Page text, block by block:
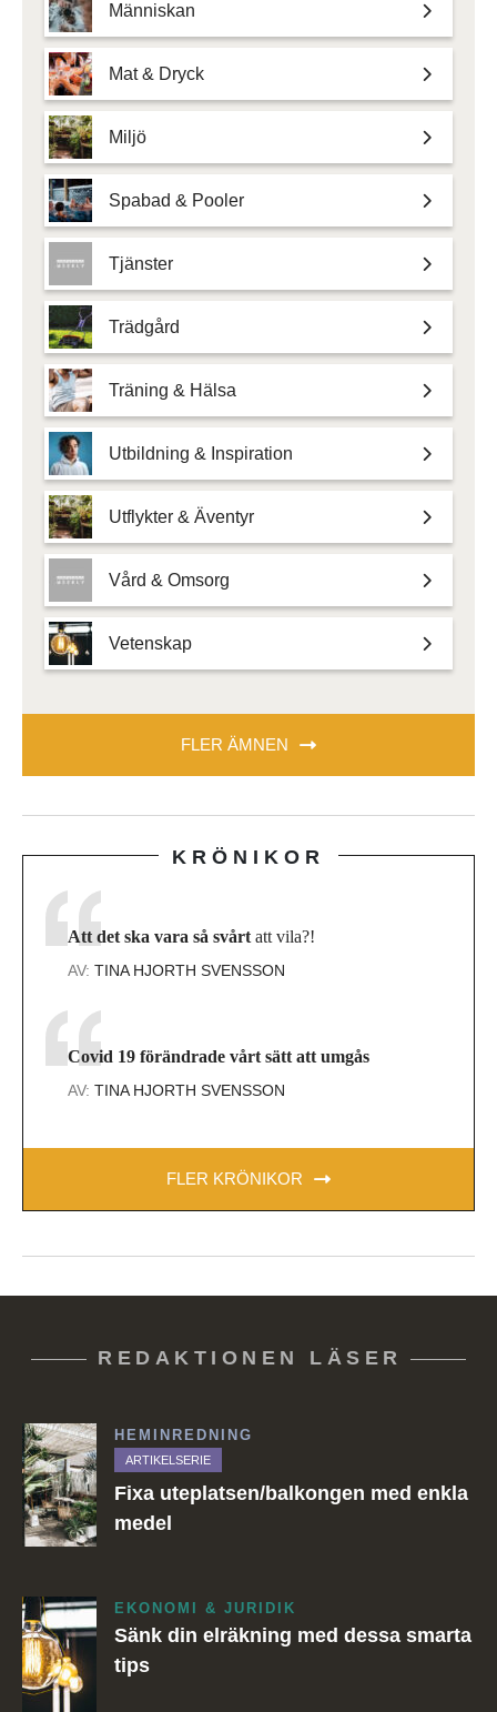
Människan
Mat & Dryck
Miljö
Spabad & Pooler
Tjänster
Trädgård
Träning & Hälsa
Utbildning & Inspiration
Utflykter & Äventyr
Vård & Omsorg
Vetenskap
FLER ÄMNEN
KRÖNIKOR
Att det ska vara så svårt att vila?!
AV: TINA HJORTH SVENSSON
Covid 19 förändrade vårt sätt att umgås
AV: TINA HJORTH SVENSSON
FLER KRÖNIKOR
REDAKTIONEN LÄSER
HEMINREDNING
ARTIKELSERIE
Fixa uteplatsen/balkongen med enkla
medel
EKONOMI & JURIDIK
Sänk din elräkning med dessa smarta
tips